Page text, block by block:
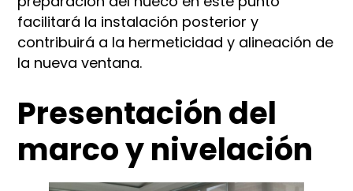
facilitará la instalación posterior y
contribuirá a la hermeticidad y alineación de
la nueva ventana.
Presentación del
marco y nivelación